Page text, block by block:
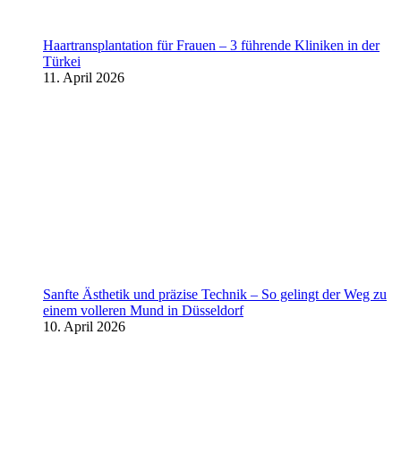
Haartransplantation für Frauen – 3 führende Kliniken in der
Türkei
11. April 2026
Sanfte Ästhetik und präzise Technik – So gelingt der Weg zu
einem volleren Mund in Düsseldorf
10. April 2026